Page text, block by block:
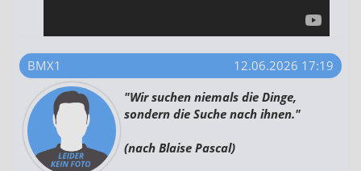
BMX1
12.06.2026 17:19
"Wir suchen niemals die Dinge,
sondern die Suche nach ihnen."
(nach Blaise Pascal)